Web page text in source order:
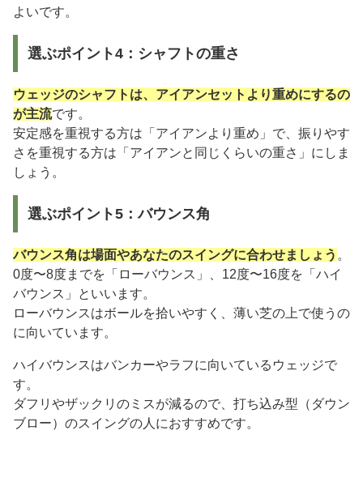
よいです。
選ぶポイント4：シャフトの重さ
ウェッジのシャフトは、アイアンセットより重めにするの
が主流です。
安定感を重視する方は「アイアンより重め」で、振りやす
さを重視する方は「アイアンと同じくらいの重さ」にしま
しょう。
選ぶポイント5：バウンス角
バウンス角は場面やあなたのスイングに合わせましょう 。
0度〜8度までを「ローバウンス」、12度〜16度を「ハイ
バウンス」といいます。
ローバウンスはボールを拾いやすく、薄い芝の上で使うの
に向いています。
ハイバウンスはバンカーやラフに向いているウェッジで
す。
ダフリやザックリのミスが減るので、打ち込み型（ダウン
ブロー）のスイングの人におすすめです。